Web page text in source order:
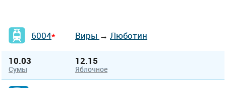
6004* Виры → Люботин
10.03
Сумы
12.15
Яблочное